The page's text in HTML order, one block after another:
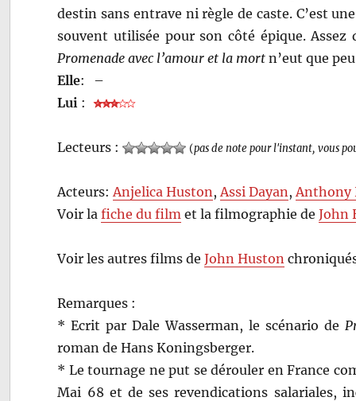
destin sans entrave ni règle de caste. C’est
souvent utilisée pour son côté épique.
Promenade avec l’amour et la mort n’eut que
Elle:
–
Lui :
Lecteurs : (pas de note pour l'instant, vous
Acteurs: Anjelica Huston , Assi Dayan , Anthony
Voir lafiche du film et la filmographie deJohn
Voir les autres films deJohn Huston
Remarques :
* Ecrit par Dale Wasserman, le scénario de
roman de Hans Koningsberger.
* Le tournage ne put se dérouler en France
Mai 68 et de ses revendications salariales,